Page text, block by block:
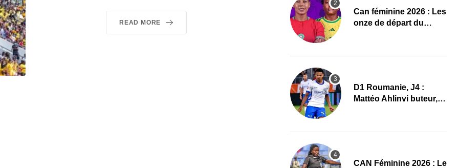
READ MORE
‎Can féminine 2026 : Les
onze de départ du
D1 Roumanie, J4 :
Mattéo Ahlinvi buteur,
‎CAN Féminine 2026 : Le